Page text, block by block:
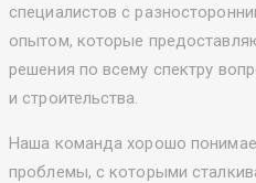
специалистов с
опытом, которые
решения по всему спектру
и строительства.
Наша команда хорошо
проблемы, с которыми